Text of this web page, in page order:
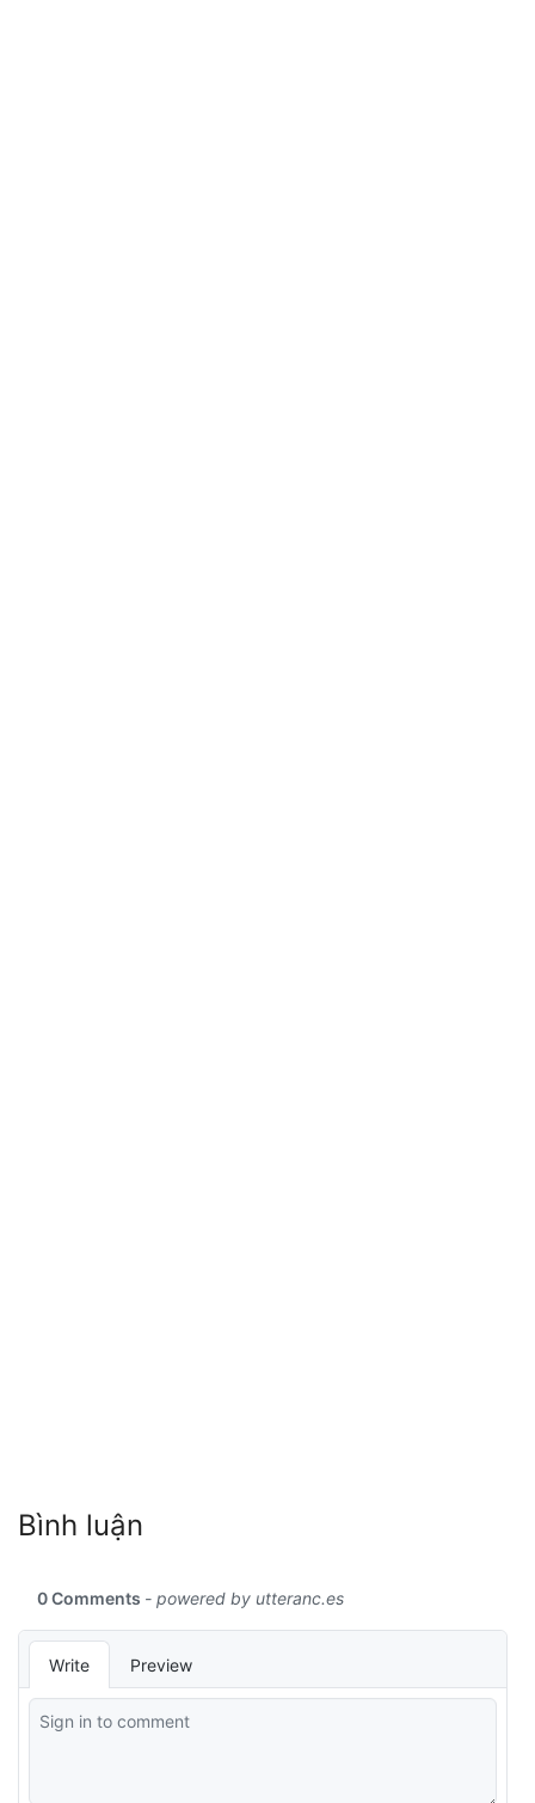
Bình luận